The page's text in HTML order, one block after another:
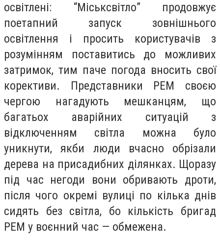
освітлені: “Міськсвітло” продовжує
поетапний запуск зовнішнього
освітлення і просить користувачів з
розумінням поставитись до можливих
затримок, тим паче погода вносить свої
корективи. Представники РЕМ своєю
чергою нагадують мешканцям, що
багатьох аварійних ситуацій з
відключенням світла можна було
уникнути, якби люди вчасно обрізали
дерева на присадибних ділянках. Щоразу
під час негоди вони обривають дроти,
після чого окремі вулиці по кілька днів
сидять без світла, бо кількість бригад
РЕМ у воєнний час — обмежена.